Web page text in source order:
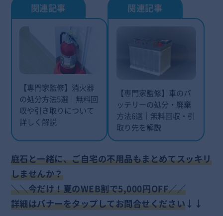
【専門家監修】消火器
の処分方法5選｜無料回
収や引き取りについて
詳しく解説
【専門家監修】車のバ
ッテリーの処分・廃棄
方法6選｜無料回収・引
取り先を解説
庭石と一緒に、ご自宅の不用品もまとめてスッキリ
しませんか？
＼＼今だけ！夏のWEB割で5,000円OFF／／
詳細はバナーをタップしてお問合せください↓↓